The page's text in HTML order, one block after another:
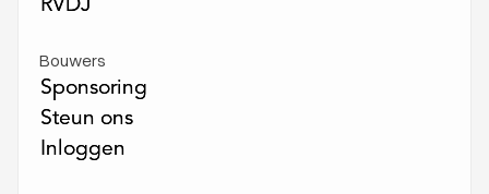
RVDJ
RVDJ
Bouwers
Sponsoring
Sponsoring
Steun ons
Steun ons
Inloggen
Inloggen